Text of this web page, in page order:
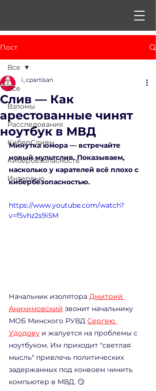
Пост
Все
Взломы
Расследования
КиберСливы
Кибербезопасность
Интервью
Все
Слив — Как
арестованные чинят
ноутбук в МВД
i_cpartisan
Минутка юмора — встречайте
новый мультслив. Показываем,
насколько у карателей всё плохо с
кибербезопасностью.
https://www.youtube.com/watch?
v=f5vhz2s9i5M
Начальник изолятора Дмитрий
Анихимовский звонит начальнику
МОБ Минского РУВД Сергею
Удодову и жалуется на проблемы с
ноутбуком. Им приходит "светлая
мысль" привлечь политических
задержанных под конвоем чинить
компьютер в МВД. 😏